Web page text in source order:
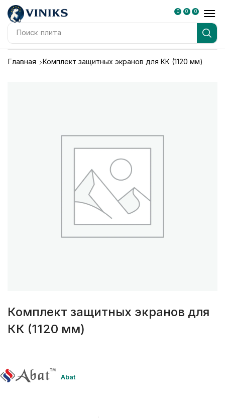
Поиск плита
0 0 0
Главная Комплект защитных экранов для КК (1120 мм)
Комплект защитных экранов для
КК (1120 мм)
Abat